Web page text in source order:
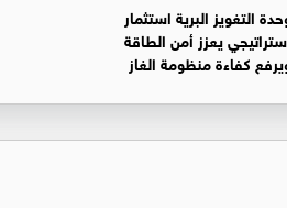
التغويز البرية استثمار
يعزز أمن الطاقة
كفاءة منظومة الغاز